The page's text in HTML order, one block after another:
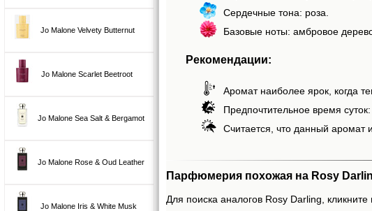
Jo Malone Velvety Butternut
Jo Malone Scarlet Beetroot
Jo Malone Sea Salt & Bergamot
Jo Malone Rose & Oud Leather
Jo Malone Iris & White Musk
Сердечные тона: роза.
Базовые ноты: амбровое
Рекомендации:
Аромат наиболее ярок, когда
Предпочтительное время суток:
Считается, что данный аромат
Парфюмерия похожая на Rosy
Для поиска аналогов Rosy Darling, кликните